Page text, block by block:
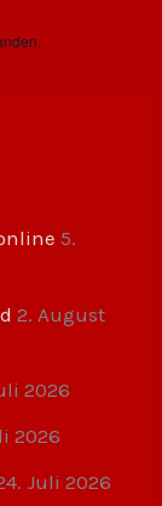
5.
2. August
2026
2026
Juli 2026